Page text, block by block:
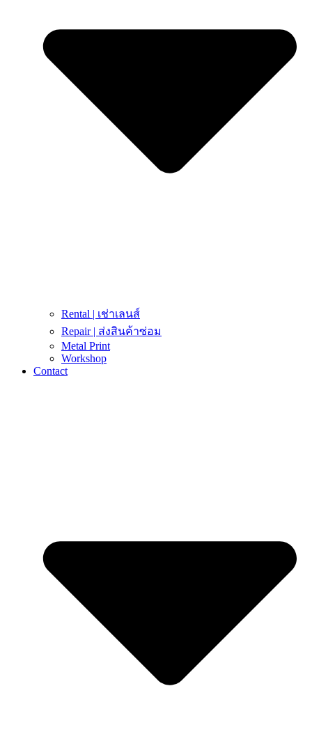
Rental | เช่าเลนส์
Repair | ส่งสินค้าซ่อม
Metal Print
Workshop
Contact